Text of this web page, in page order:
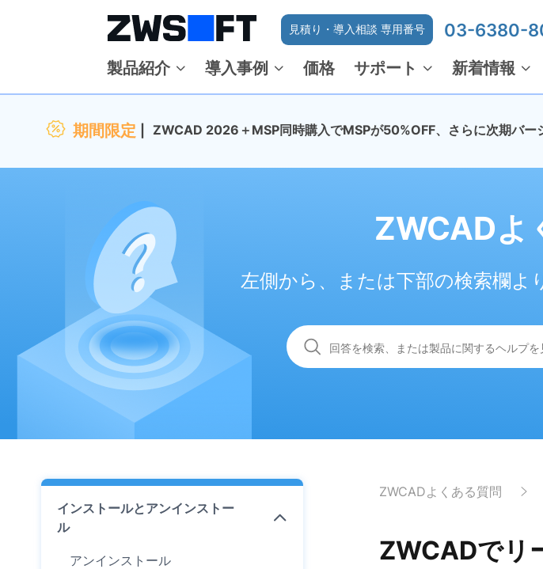
見積り・導入相談 専用番号 03-6380-
製品紹介 導入事例 価格 サポート 新着情報
期間限定 ZWCAD 2026＋MSP同時購入でMSPが50%OFF、さらに次期バー
ZWCADよ
左側から、または下部の検索欄よ
インストールとアンインストー
ル
アンインストール
ZWCADよくある質問
ZWCADでリ